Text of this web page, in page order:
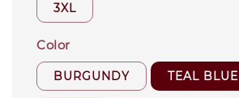
3XL
Color
BURGUNDY TEAL BLUE